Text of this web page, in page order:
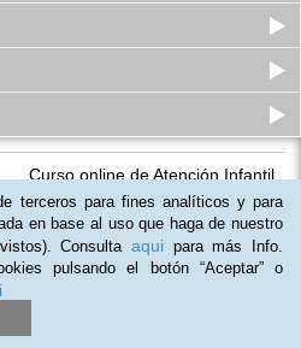
Curso online de Atención Infantil
Temprana
Plazas disponibles
S/.305
terceros para fines analíticos y para
en base al uso que haga de nuestro
Consulta aqui para más Info.
pulsando el botón “Aceptar” o